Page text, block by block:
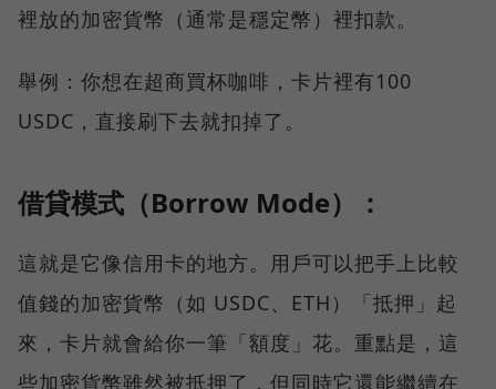
裡放的加密貨幣（通常是穩定幣）裡扣款。
舉例：你想在超商買杯咖啡，卡片裡有100
USDC，直接刷下去就扣掉了。
借貸模式（Borrow Mode）：
這就是它像信用卡的地方。用戶可以把手上比較
值錢的加密貨幣（如 USDC、ETH）「抵押」起
來，卡片就會給你一筆「額度」花。重點是，這
些加密貨幣雖然被抵押了，但同時它還能繼續在